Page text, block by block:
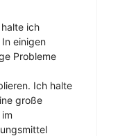
ich
einigen
Probleme
Ich halte
große